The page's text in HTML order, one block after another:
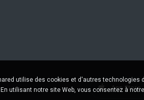
App Store
utilise des cookies et d'autres technologies
utilisant notre site Web, vous consentez à